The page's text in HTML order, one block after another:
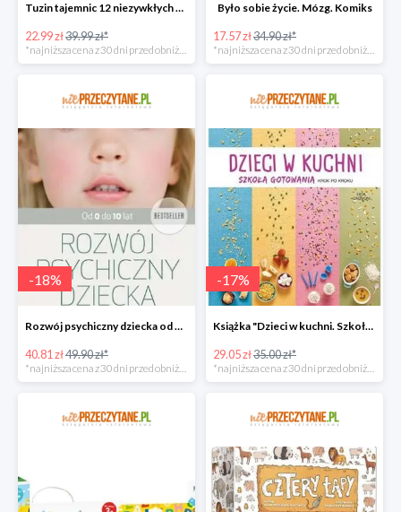
Tuzin tajemnic 12 niezywkłych zagadek kryminalnych
22.99 zł39.99 zł*
*najniższa cena z 30 dni przed obniżką
Było sobie życie. Mózg. Komiks
17.57 zł34.90 zł*
*najniższa cena z 30 dni przed obniżką
-18%
Rozwój psychiczny dziecka od 0 do 10 lat w super cenie
40.81 zł49.90 zł*
-17%
Książka "Dzieci w kuchni. Szkoła gotowania krok po kroku" w super cenie
29.05 zł35.00 zł*